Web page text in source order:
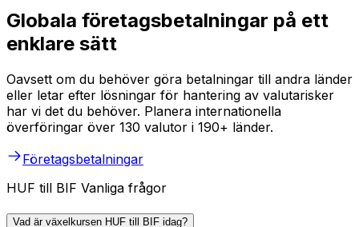
Globala företagsbetalningar på ett
enklare sätt
Oavsett om du behöver göra betalningar till andra länder
eller letar efter lösningar för hantering av valutarisker
har vi det du behöver. Planera internationella
överföringar över 130 valutor i 190+ länder.
Företagsbetalningar
HUF till BIF Vanliga frågor
Vad är växelkursen HUF till BIF idag?